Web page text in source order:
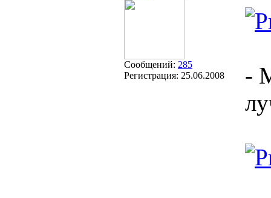
Сообщений: 285
Регистрация: 25.06.2008
-